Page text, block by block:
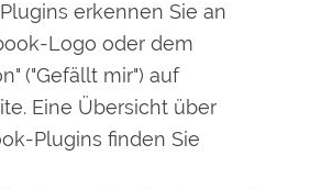
erkennen Sie an
Logo oder dem
("Gefällt mir") auf
Eine Übersicht über
Plugins finden Sie